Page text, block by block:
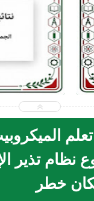
نظام تذير
خطر